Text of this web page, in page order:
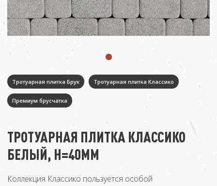
Тротуарная плитка Брук Тротуарная плитка Классико
Премиум брусчатка
ТРОТУАРНАЯ ПЛИТКА КЛАССИКО
БЕЛЫЙ, Н=40ММ
Коллекция Классико пользуется особой